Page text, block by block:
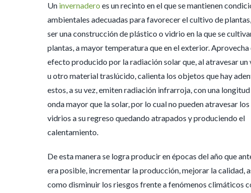
Un invernadero es un recinto en el que se mantienen
ambientales adecuadas para favorecer el cultivo de
ser una construcción de plástico o vidrio en la que se
plantas, a mayor temperatura que en el exterior. Aprovecha
efecto producido por la radiación solar que, al atravesar un
u otro material traslúcido, calienta los objetos que hay
estos, a su vez, emiten radiación infrarroja, con una
onda mayor que la solar, por lo cual no pueden atravesar los
vidrios a su regreso quedando atrapados y produciendo el
calentamiento.
De esta manera se logra producir en épocas del año que
era posible, incrementar la producción, mejorar la calidad,
como disminuir los riesgos frente a fenómenos climáticos